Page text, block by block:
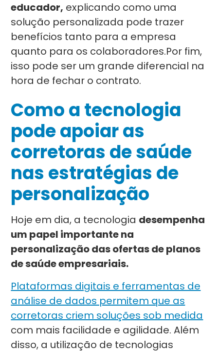
educador, explicando como uma
solução personalizada pode trazer
benefícios tanto para a empresa
quanto para os colaboradores.Por fim,
isso pode ser um grande diferencial na
hora de fechar o contrato.
Como a tecnologia
pode apoiar as
corretoras de saúde
nas estratégias de
personalização
Hoje em dia, a tecnologia desempenha
um papel importante na
personalização das ofertas de planos
de saúde empresariais.
Plataformas digitais e ferramentas de
análise de dados permitem que as
corretoras criem soluções sob medida
com mais facilidade e agilidade. Além
disso, a utilização de tecnologias